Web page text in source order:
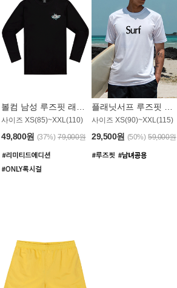
사이즈 XS(85)~XXL(110)
49,800원 (37%) 79,000원
사이즈 XS(90)~XXL(115)
29,500원 (50%) 59,000원